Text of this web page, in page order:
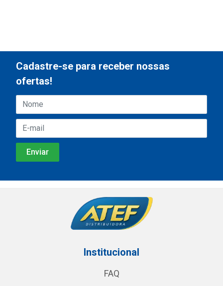
Cadastre-se para receber nossas
ofertas!
Institucional
FAQ